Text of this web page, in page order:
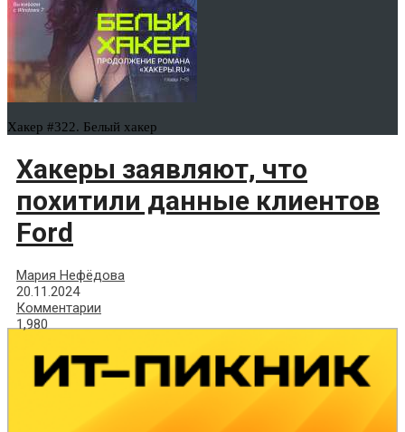
Хакер #322. Белый хакер
Хакеры заявляют, что
похитили данные клиентов
Ford
Мария Нефёдова
20.11.2024
Комментарии
1,980